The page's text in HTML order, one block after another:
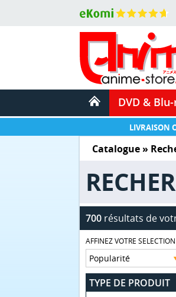
DVD &
LIVRAISON
Catalogue»
700résultats de
AFFINEZ VOTRE SELECTION
TYPE DE PRODUIT